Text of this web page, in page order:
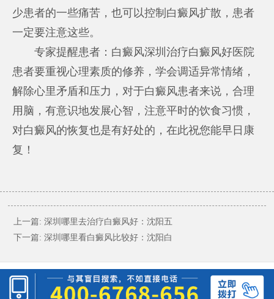
少患者的一些痛苦，也可以控制白癜风扩散，患者
一定要注意这些。
专家提醒患者：白癜风深圳治疗白癜风好医院
患者要重视心理素质的修养，学会调适异常情绪，
解除心里矛盾和压力，对于白癜风患者来说，合理
用脑，有意识地发展心智，注意平时的饮食习惯，
对白癜风的恢复也是有好处的，在此祝您能早日康
复！
上一篇: 深圳哪里去治疗白癜风好：沈阳五
下一篇: 深圳哪里看白癜风比较好：沈阳白